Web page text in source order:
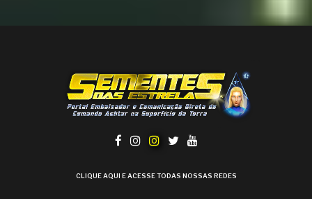
CLIQUE AQUI E ACESSE TODAS NOSSAS REDES